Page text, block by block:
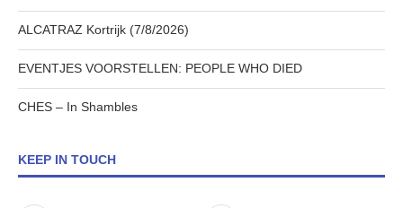
ALCATRAZ Kortrijk (7/8/2026)
EVENTJES VOORSTELLEN: PEOPLE WHO DIED
CHES – In Shambles
KEEP IN TOUCH